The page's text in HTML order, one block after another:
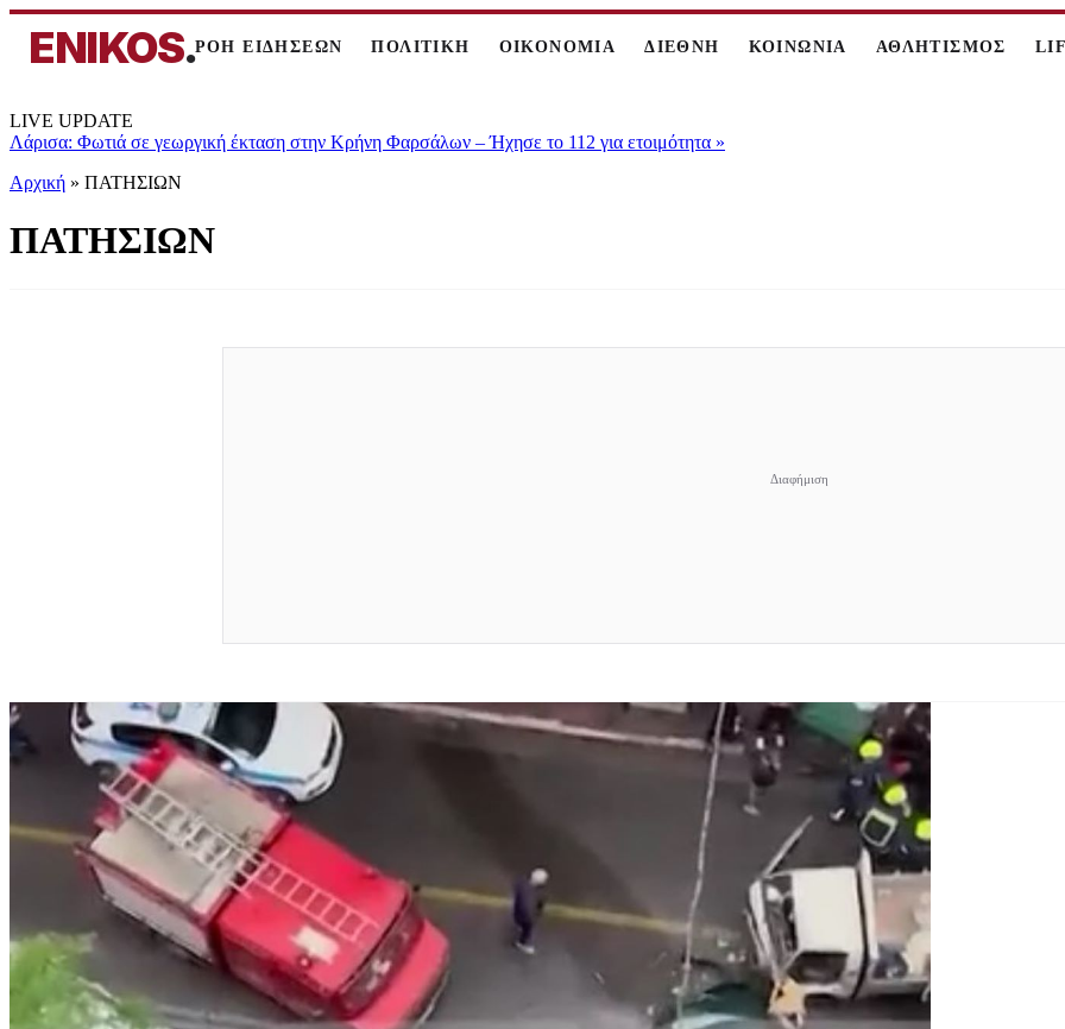
ENIKOS.ΡΟΗ ΕΙΔΗΣΕΩΝ ΠΟΛΙΤΙΚΗ ΟΙΚΟΝΟΜΙΑ ΔΙΕΘΝΗ ΚΟΙΝΩΝΙΑ ΑΘΛΗΤΙΣΜΟΣ
LIVE UPDATE
Λάρισα: Φωτιά σε γεωργική έκταση στην Κρήνη Φαρσάλων – Ήχησε το 112 για ετοιμότητα »
Αρχική » ΠΑΤΗΣΙΩΝ
ΠΑΤΗΣΙΩΝ